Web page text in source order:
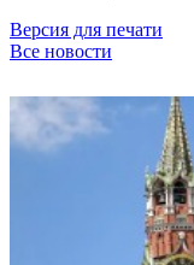
Версия для печати
Все новости